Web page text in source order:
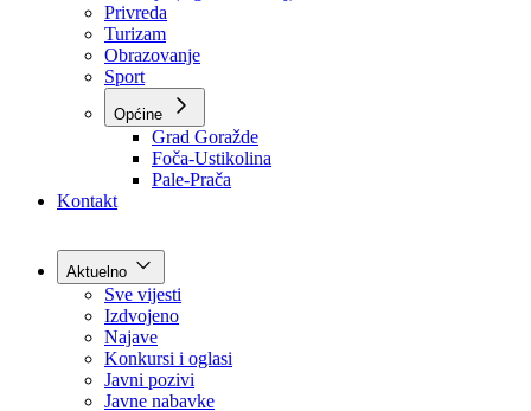
O kantonu
Simboli kantona (Grb, zastava)
Historija (digitalni muzej)
Privreda
Turizam
Obrazovanje
Sport
Općine
Kontakt
Aktuelno
Sve vijesti
Izdvojeno
Najave